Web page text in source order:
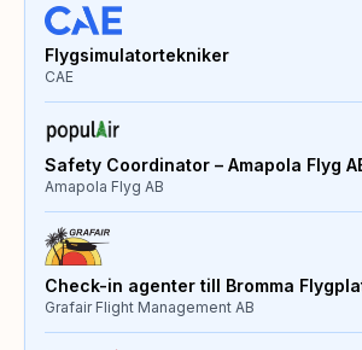
Flygsimulatortekniker
CAE
Safety Coordinator – Amapola Flyg
Amapola Flyg AB
Check-in agenter till Bromma
Grafair Flight Management AB